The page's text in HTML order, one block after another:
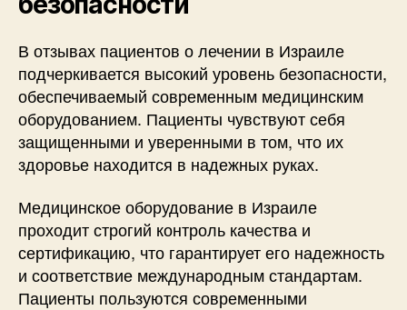
В отзывах пациентов о лечении в Израиле
подчеркивается высокий уровень безопасности,
обеспечиваемый современным медицинским
оборудованием. Пациенты чувствуют себя
защищенными и уверенными в том, что их
здоровье находится в надежных руках.
Медицинское оборудование в Израиле
проходит строгий контроль качества и
сертификацию, что гарантирует его надежность
и соответствие международным стандартам.
Пациенты пользуются современными